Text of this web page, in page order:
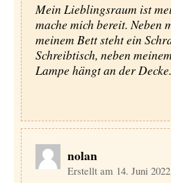
Mein Lieblingsraum ist
mache mich bereit. Neben
meinem Bett steht ein
Schreibtisch, neben
Lampe hängt an der Decke.
nolan
Erstellt am 14. Juni